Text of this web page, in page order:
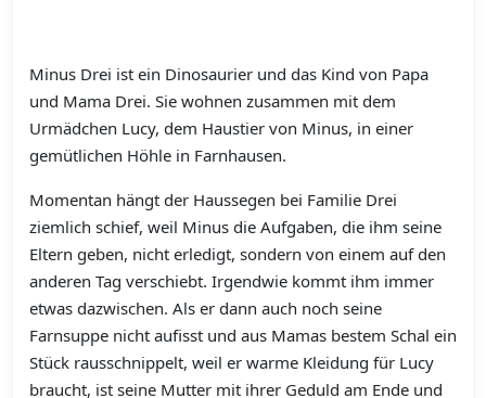
Minus Drei ist ein Dinosaurier und das Kind von Papa
und Mama Drei. Sie wohnen zusammen mit dem
Urmädchen Lucy, dem Haustier von Minus, in einer
gemütlichen Höhle in Farnhausen.
Momentan hängt der Haussegen bei Familie Drei
ziemlich schief, weil Minus die Aufgaben, die ihm seine
Eltern geben, nicht erledigt, sondern von einem auf den
anderen Tag verschiebt. Irgendwie kommt ihm immer
etwas dazwischen. Als er dann auch noch seine
Farnsuppe nicht aufisst und aus Mamas bestem Schal ein
Stück rausschnippelt, weil er warme Kleidung für Lucy
braucht, ist seine Mutter mit ihrer Geduld am Ende und